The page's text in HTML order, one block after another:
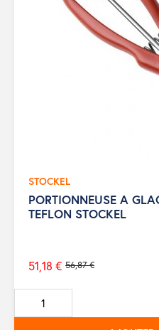
STOCKEL
PORTIONNEUSE A
TEFLON STOCKEL
Prix
de
base
56,87 €
51,18 €